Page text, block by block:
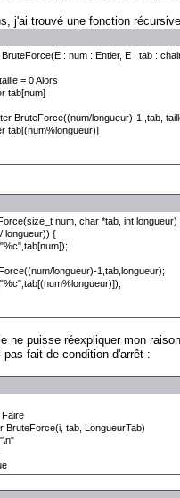
j'ai trouvé une fonction
: num : Entier, E : tab :
= 0 Alors
BruteForce((num/longueur)-1 ,tab,
num, char *tab, int longueur)
longueur)) {
longueur)-1,tab,longueur);
ne puisse réexpliquer mon
pas fait de condition d'arrêt :
Faire
tab, LongueurTab)